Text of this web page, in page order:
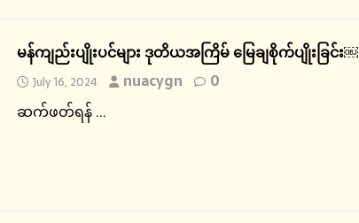
မန်ကျည်းပျိုးပင်များ ဒုတိယအကြိမ် မြေချစိုက်ပျိုးခြင်း￼
July 16, 2024 nuacygn
0
ဆက်ဖတ်ရန် ...